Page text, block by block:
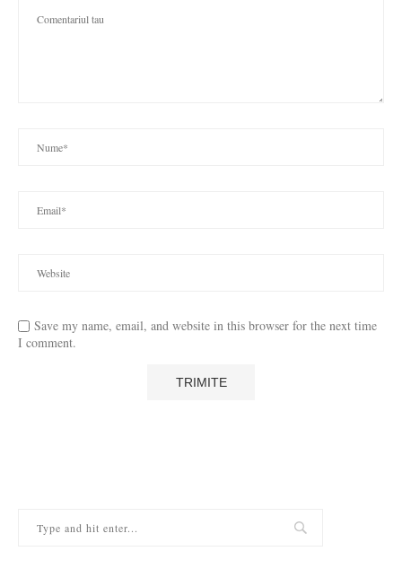
Save my name, email, and website in this browser for the next time
I comment.